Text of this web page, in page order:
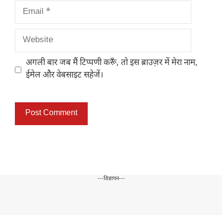
Email
Website
अगली बार जब मैं टिप्पणी करूँ, तो इस ब्राउज़र में मेरा नाम,
ईमेल और वेबसाइट सहेजें।
---विज्ञापन---